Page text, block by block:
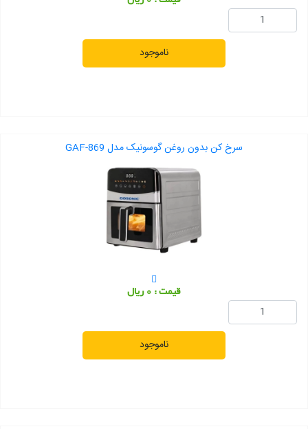
ناموجود
سرخ کن بدون روغن گوسونیک مدل GAF-869
قیمت : 0 ریال
ناموجود